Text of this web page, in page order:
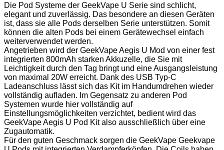
Die Pod Systeme der GeekVape U Serie sind schlicht,
elegant und zuverlässig. Das besondere an diesen Geräten
ist, dass sie alle Pods derselben Serie unterstützen. Somit
können die alten Pods bei einem Gerätewechsel einfach
weiterverwendet werden.
Angetrieben wird der GeekVape Aegis U Mod von einer fest
integrierten 800mAh starken Akkuzelle, die Sie mit
Leichtigkeit durch den Tag bringt und eine Ausgangsleistung
von maximal 20W erreicht. Dank des USB Typ-C
Ladeanschluss lässt sich das Kit im Handumdrehen wieder
vollständig aufladen. Im Gegensatz zu anderen Pod
Systemen wurde hier vollständig auf
Einstellungsmöglichkeiten verzichtet, bedient wird das
GeekVape Aegis U Pod Kit also ausschließlich über eine
Zugautomatik.
Für den guten Geschmack sorgen die GeekVape Geekvape